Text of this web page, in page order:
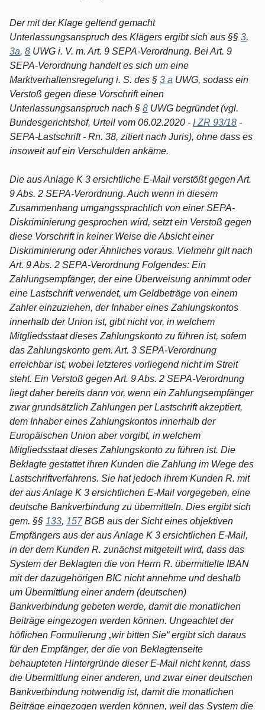
Der mit der Klage geltend gemacht
Unterlassungsanspruch des Klägers ergibt sich aus §§ 3,
3a, 8 UWG i. V. m. Art. 9 SEPA-Verordnung. Bei Art. 9
SEPA-Verordnung handelt es sich um eine
Marktverhaltensregelung i. S. des § 3 a UWG, sodass ein
Verstoß gegen diese Vorschrift einen
Unterlassungsanspruch nach § 8 UWG begründet (vgl.
Bundesgerichtshof, Urteil vom 06.02.2020 - I ZR 93/18 -
SEPA-Lastschrift - Rn. 38, zitiert nach Juris), ohne dass es
insoweit auf ein Verschulden ankäme.
Die aus Anlage K 3 ersichtliche E-Mail verstößt gegen Art.
9 Abs. 2 SEPA-Verordnung. Auch wenn in diesem
Zusammenhang umgangssprachlich von einer SEPA-
Diskriminierung gesprochen wird, setzt ein Verstoß gegen
diese Vorschrift in keiner Weise die Absicht einer
Diskriminierung oder Ähnliches voraus. Vielmehr gilt nach
Art. 9 Abs. 2 SEPA-Verordnung Folgendes: Ein
Zahlungsempfänger, der eine Überweisung annimmt oder
eine Lastschrift verwendet, um Geldbeträge von einem
Zahler einzuziehen, der Inhaber eines Zahlungskontos
innerhalb der Union ist, gibt nicht vor, in welchem
Mitgliedsstaat dieses Zahlungskonto zu führen ist, sofern
das Zahlungskonto gem. Art. 3 SEPA-Verordnung
erreichbar ist, wobei letzteres vorliegend nicht im Streit
steht. Ein Verstoß gegen Art. 9 Abs. 2 SEPA-Verordnung
liegt daher bereits dann vor, wenn ein Zahlungsempfänger
zwar grundsätzlich Zahlungen per Lastschrift akzeptiert,
dem Inhaber eines Zahlungskontos innerhalb der
Europäischen Union aber vorgibt, in welchem
Mitgliedsstaat dieses Zahlungskonto zu führen ist. Die
Beklagte gestattet ihren Kunden die Zahlung im Wege des
Lastschriftverfahrens. Sie hat jedoch ihrem Kunden R. mit
der aus Anlage K 3 ersichtlichen E-Mail vorgegeben, eine
deutsche Bankverbindung zu übermitteln. Dies ergibt sich
gem. §§ 133, 157BGB aus der Sicht eines objektiven
Empfängers aus der aus Anlage K 3 ersichtlichen E-Mail,
in der dem Kunden R. zunächst mitgeteilt wird, dass das
System der Beklagten die von Herrn R. übermittelte IBAN
mit der dazugehörigen BIC nicht annehme und deshalb
um Übermittlung einer andern (deutschen)
Bankverbindung gebeten werde, damit die monatlichen
Beiträge eingezogen werden können. Ungeachtet der
höflichen Formulierung „wir bitten Sie“ ergibt sich daraus
für den Empfänger, der die von Beklagtenseite
behaupteten Hintergründe dieser E-Mail nicht kennt, dass
die Übermittlung einer anderen, und zwar einer deutschen
Bankverbindung notwendig ist, damit die monatlichen
Beiträge eingezogen werden können, weil das System die